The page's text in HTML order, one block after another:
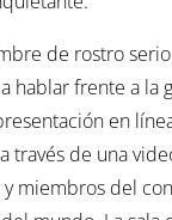
de rostro
hablar frente a la
en
través de una
y miembros del